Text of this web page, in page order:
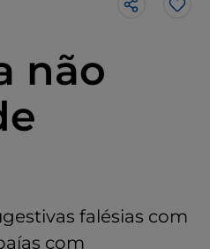
não
falésias com
com
Gosto